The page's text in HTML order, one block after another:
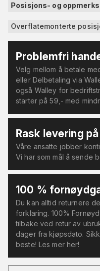
Posisjons- og
Overflatemonterte
Problemfri
Velg mellom å betale
eller Delbetaling via
også Walley for
starter på 59,- med
Rask levering
Våre ansatte jobber
Vi har som mål å sende
100 %
Du kan alltid returnere
forklaring. 100%
tilbake ved retur av
dager fra kjøpsdato.
beste! Les mer her!